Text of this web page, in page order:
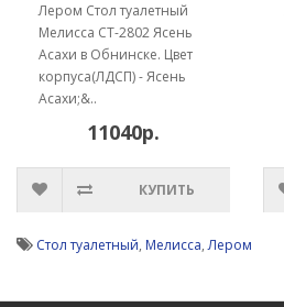
Лером Стол туалетный
Мелисса СТ-2802 Ясень
Асахи в Обнинске. Цвет
корпуса(ЛДСП) - Ясень
Асахи;&..
11040р.
КУПИТЬ
Стол туалетный, Мелисса,Лером